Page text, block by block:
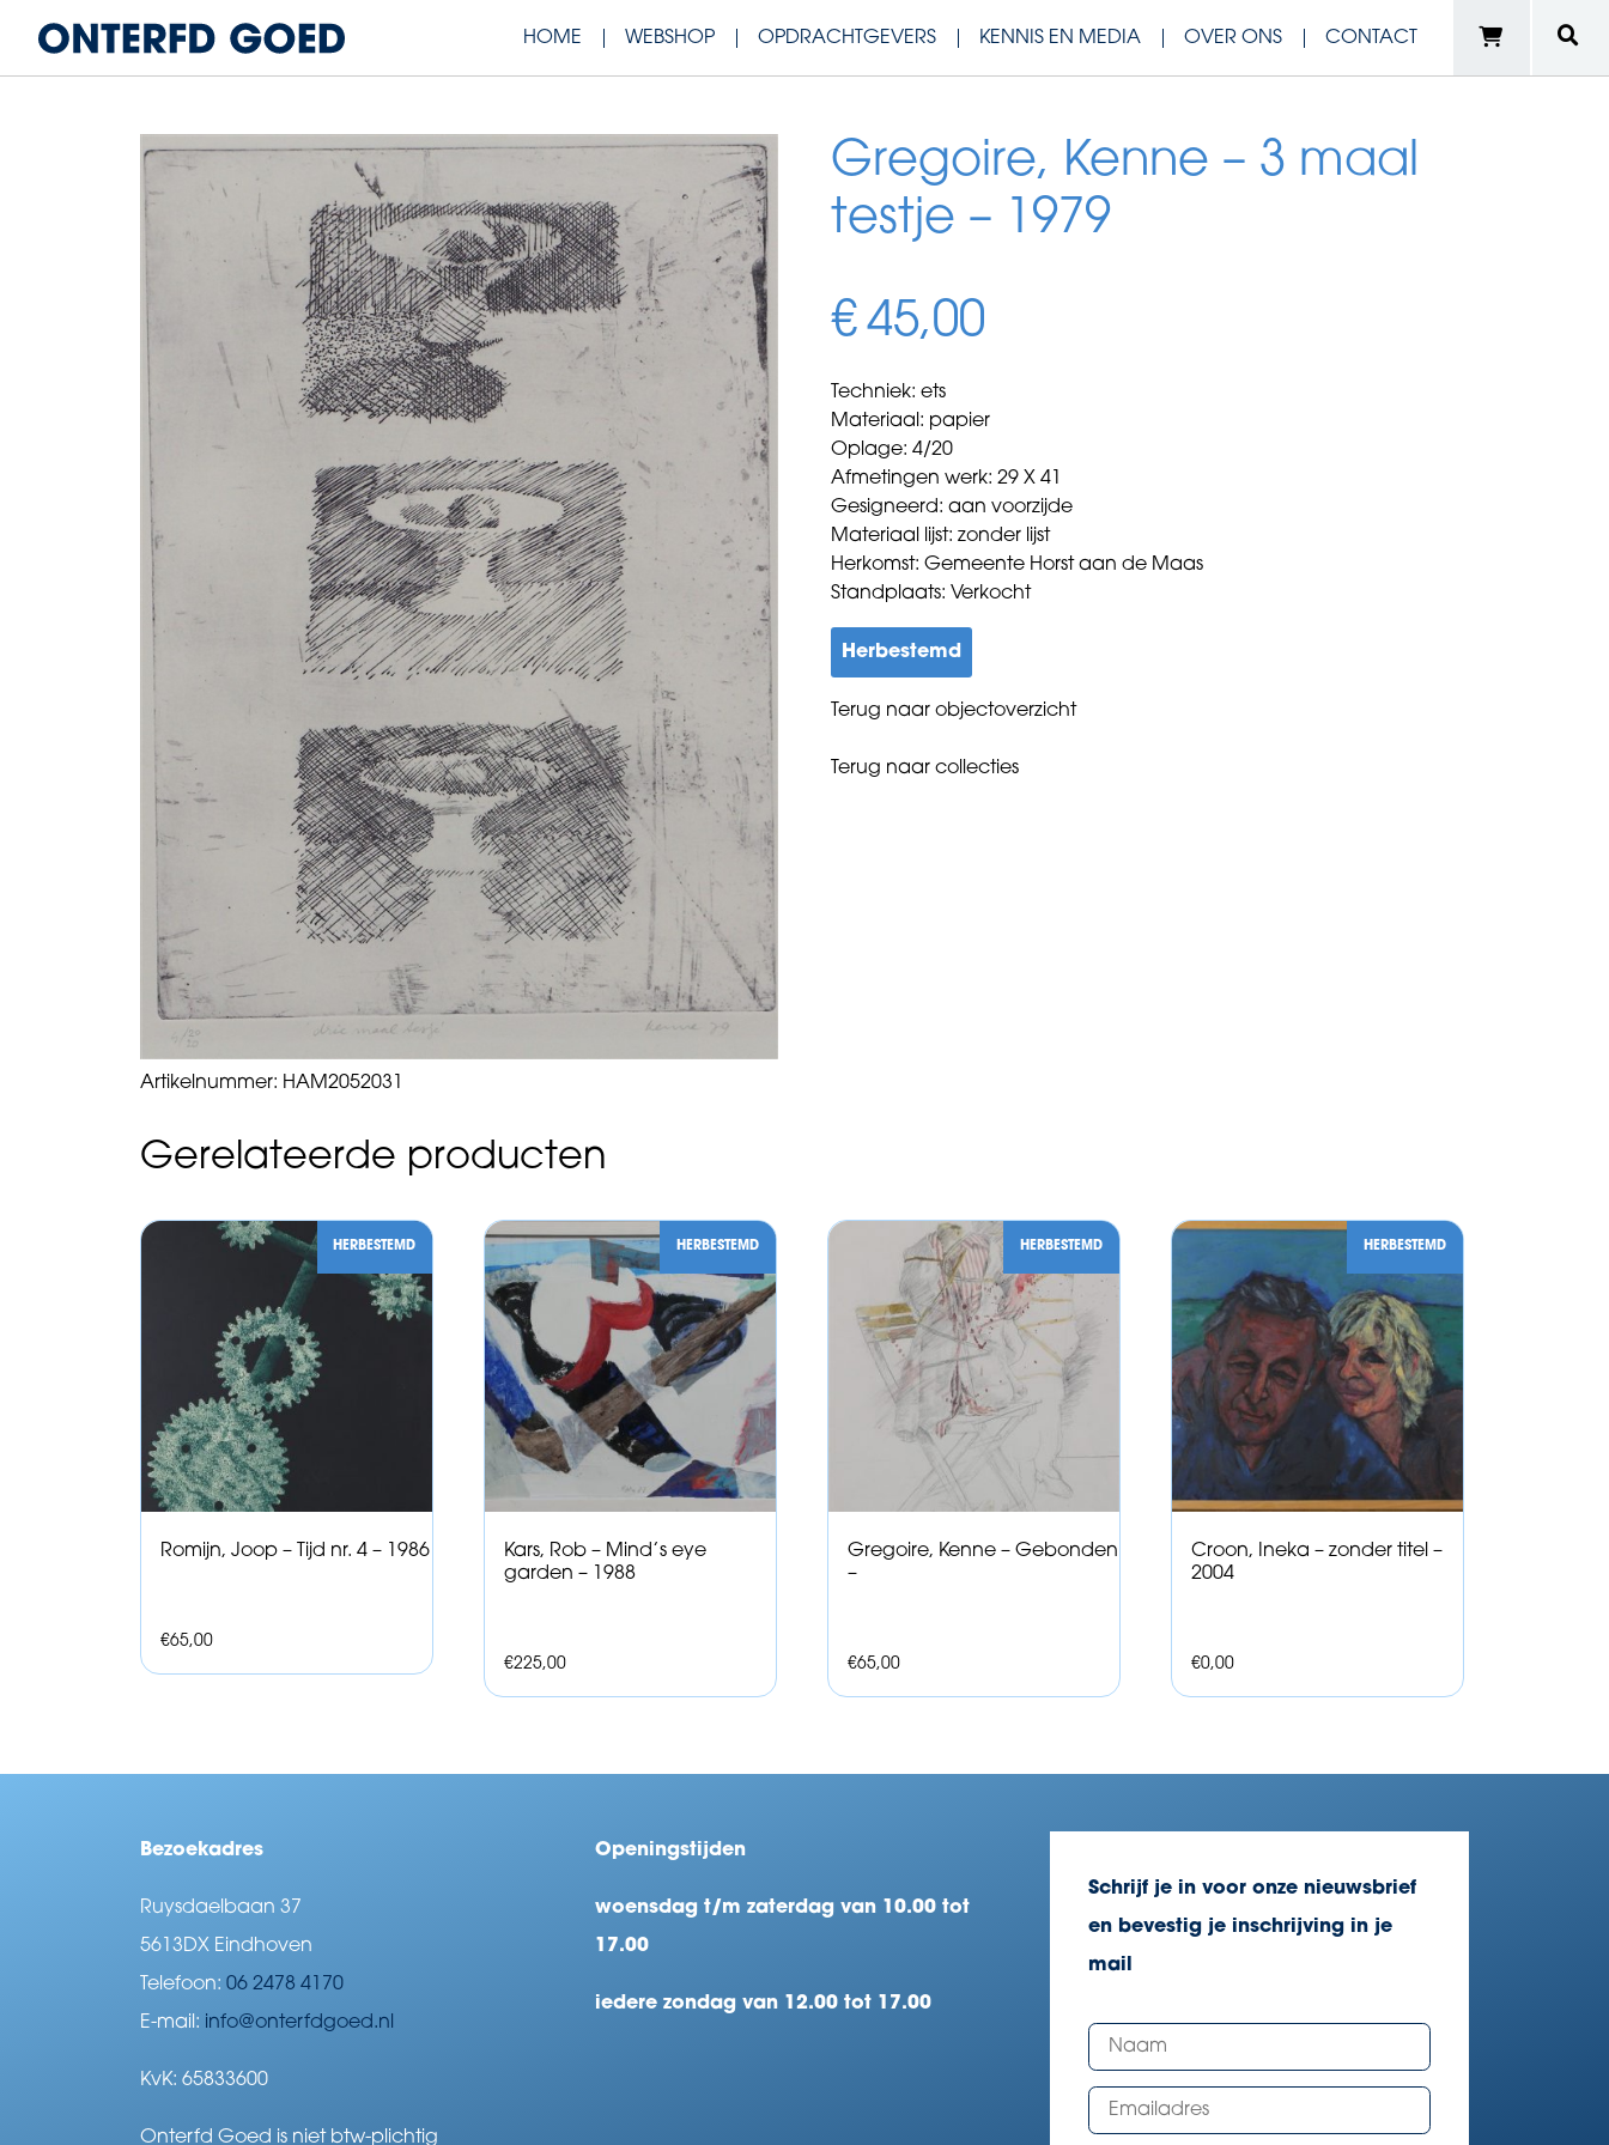
HOME WEBSHOP OPDRACHTGEVERS KENNIS EN MEDIA OVER ONS CONTACT
Artikelnummer: HAM2052031
Gregoire, Kenne – 3 maal
testje – 1979
€ 45,00
Techniek: ets
Materiaal: papier
Oplage: 4/20
Afmetingen werk: 29 X 41
Gesigneerd: aan voorzijde
Materiaal lijst: zonder lijst
Herkomst: Gemeente Horst aan de Maas
Standplaats: Verkocht
Herbestemd
Terug naar objectoverzicht
Terug naar collecties
Gerelateerde producten
HERBESTEMD
Romijn, Joop – Tijd nr. 4 – 1986
€65,00
HERBESTEMD
Kars, Rob – Mind’s eye
garden – 1988
€225,00
HERBESTEMD
Gregoire, Kenne – Gebonden
–
€65,00
HERBESTEMD
Croon, Ineka – zonder titel –
2004
€0,00
Bezoekadres
Ruysdaelbaan 37
5613DX Eindhoven
Telefoon: 06 2478 4170
E-mail: info@onterfdgoed.nl
KvK: 65833600
Onterfd Goed is niet btw-plichtig
Openingstijden
woensdag t/m zaterdag van 10.00 tot
17.00
iedere zondag van 12.00 tot 17.00
Schrijf je in voor onze nieuwsbrief
en bevestig je inschrijving in je
mail